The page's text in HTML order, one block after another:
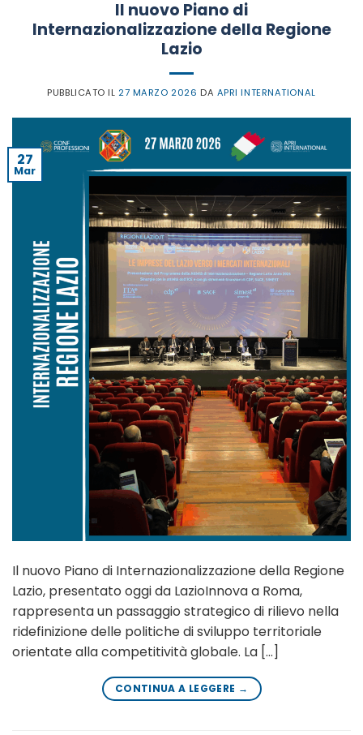
Il nuovo Piano di
Internazionalizzazione della Regione
Lazio
PUBBLICATO IL 27 MARZO 2026 DA APRI INTERNATIONAL
27
Mar
Il nuovo Piano di Internazionalizzazione della Regione
Lazio, presentato oggi da LazioInnova a Roma,
rappresenta un passaggio strategico di rilievo nella
ridefinizione delle politiche di sviluppo territoriale
orientate alla competitività globale. La […]
CONTINUA A LEGGERE →